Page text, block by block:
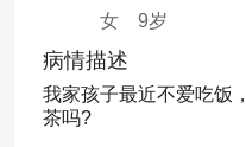
女 9岁
病情描述
我家孩子最近不爱吃饭
茶吗?